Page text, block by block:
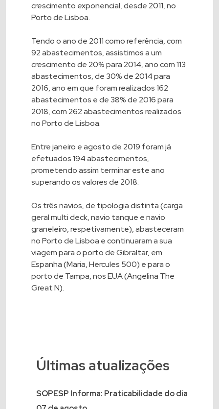
crescimento exponencial, desde 2011, no
Porto de Lisboa.
Tendo o ano de 2011 como referência, com
92 abastecimentos, assistimos a um
crescimento de 20% para 2014, ano com 113
abastecimentos, de 30% de 2014 para
2016, ano em que foram realizados 162
abastecimentos e de 38% de 2016 para
2018, com 262 abastecimentos realizados
no Porto de Lisboa.
Entre janeiro e agosto de 2019 foram já
efetuados 194 abastecimentos,
prometendo assim terminar este ano
superando os valores de 2018.
Os três navios, de tipologia distinta (carga
geral multi deck, navio tanque e navio
graneleiro, respetivamente), abasteceram
no Porto de Lisboa e continuaram a sua
viagem para o porto de Gibraltar, em
Espanha (Maria, Hercules 500) e para o
porto de Tampa, nos EUA (Angelina The
Great N).
Últimas atualizações
SOPESP Informa: Praticabilidade do dia